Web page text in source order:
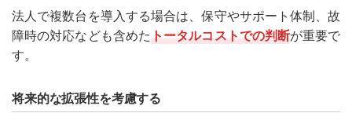
法人で複数台を導入する場合は、保守やサポート体制、故
障時の対応なども含めたトータルコストでの判断が重要で
す。
将来的な拡張性を考慮する